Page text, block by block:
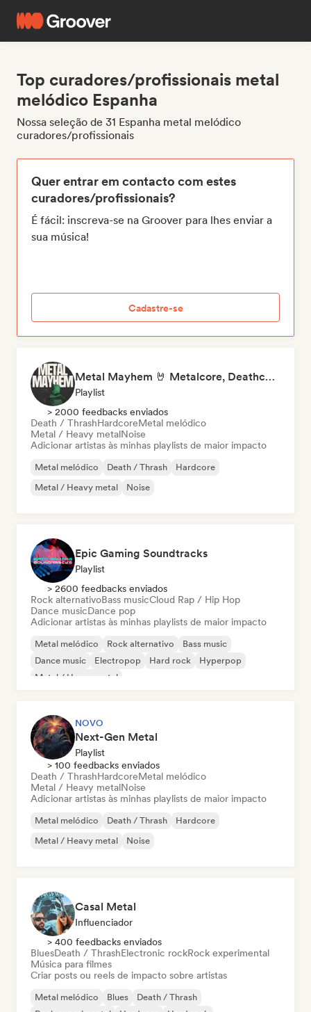
Top curadores/profissionais metal
melódico Espanha
Nossa seleção de 31 Espanha metal melódico
curadores/profissionais
Quer entrar em contacto com estes
curadores/profissionais?
É fácil: inscreva-se na Groover para lhes enviar a
sua música!
Cadastre-se
Metal Mayhem 🤘 Metalcore, Deathcore & Progressive Metal
Playlist
> 2000 feedbacks enviados
Death / ThrashHardcoreMetal melódico
Metal / Heavy metalNoise
Adicionar artistas às minhas playlists de maior impacto
Metal melódico Death / Thrash
Hardcore
Metal / Heavy metal
Noise
Epic Gaming Soundtracks
Playlist
> 2600 feedbacks enviados
Rock alternativoBass musicCloud Rap / Hip Hop
Dance musicDance pop
Adicionar artistas às minhas playlists de maior impacto
Metal melódico Rock alternativo
Bass music
Dance music
Electropop Hard rock
Hyperpop
Metal / Heavy metal
NOVO
Next-Gen Metal
Playlist
> 100 feedbacks enviados
Death / ThrashHardcoreMetal melódico
Metal / Heavy metalNoise
Adicionar artistas às minhas playlists de maior impacto
Metal melódico Death / Thrash
Hardcore
Metal / Heavy metal
Noise
Casal Metal
Influenciador
> 400 feedbacks enviados
BluesDeath / ThrashElectronic rockRock experimental
Música para filmes
Criar posts ou reels de impacto sobre artistas
Metal melódico Blues
Death / Thrash